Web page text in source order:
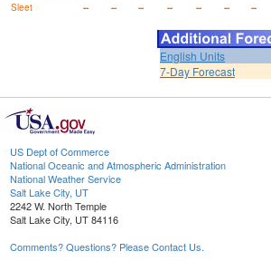
Sleet
-- -- -- -- -- -- --
English Units
7-Day Forecast
US Dept of Commerce
National Oceanic and Atmospheric Administration
National Weather Service
Salt Lake City, UT
2242 W. North Temple
Salt Lake City, UT 84116
Comments? Questions? Please Contact Us.